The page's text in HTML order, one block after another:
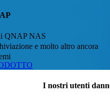
QNAP NAS
e molto altro ancora
I nostri utenti